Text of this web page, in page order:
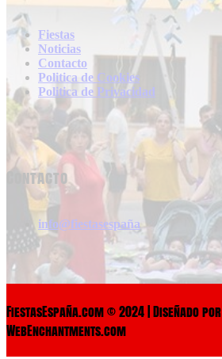
Fiestas
Noticias
Contacto
Politica de Cookies
Politica de Privacidad
Contacto
info@fiestasespaña
FiestasEspaña.com © 2024 | Diseñado por
WebEnchantments.com